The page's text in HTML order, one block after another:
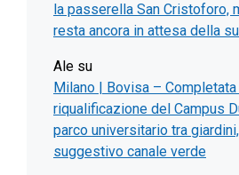
la passerella San Cristoforo,
resta ancora in attesa della
Ale su
Milano | Bovisa – Completata
riqualificazione del Campus
parco universitario tra
suggestivo canale verde